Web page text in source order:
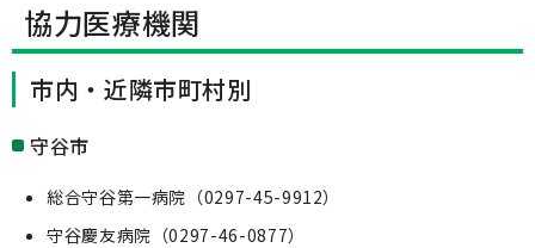
協力医療機関
市内・近隣市町村別
守谷市
総合守谷第一病院（0297-45-9912）
守谷慶友病院（0297-46-0877）